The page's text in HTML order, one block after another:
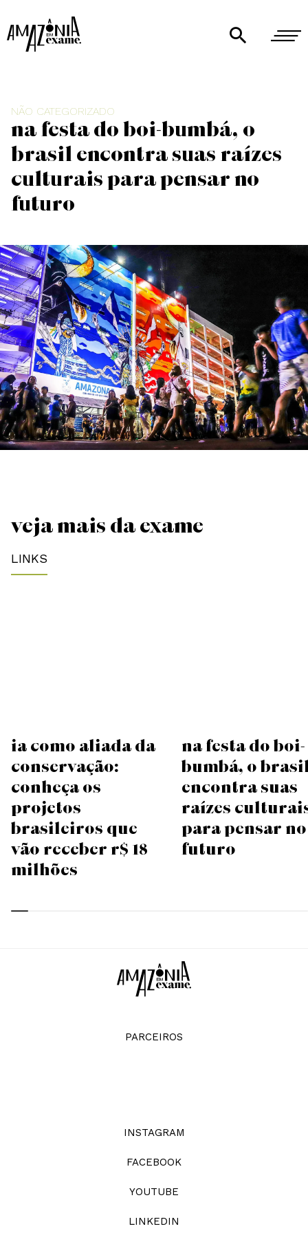
NÃO CATEGORIZADO
Na festa do boi-bumbá, o
Brasil encontra suas raízes
culturais para pensar no
futuro
VEJA MAIS DA EXAME
LINKS
IA como aliada da
conservação:
conheça os
projetos
brasileiros que
vão receber R$ 18
milhões
Na festa do boi-
bumbá, o
encontra suas
raízes
para pensar no
futuro
INSTAGRAM
FACEBOOK
YOUTUBE
LINKEDIN
PARCEIROS